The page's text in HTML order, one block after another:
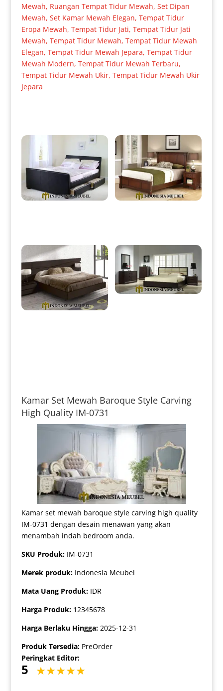
Mewah, Ruangan Tempat Tidur Mewah, Set Dipan
Mewah, Set Kamar Mewah Elegan, Tempat Tidur
Eropa Mewah, Tempat Tidur Jati, Tempat Tidur Jati
Mewah, Tempat Tidur Mewah, Tempat Tidur Mewah
Elegan, Tempat Tidur Mewah Jepara, Tempat Tidur
Mewah Modern, Tempat Tidur Mewah Terbaru,
Tempat Tidur Mewah Ukir, Tempat Tidur Mewah Ukir
Jepara
Kamar Set Mewah Baroque Style Carving
High Quality IM-0731
Kamar set mewah baroque style carving high quality
IM-0731 dengan desain menawan yang akan
menambah indah bedroom anda.
SKU Produk: IM-0731
Merek produk: Indonesia Meubel
Mata Uang Produk: IDR
Harga Produk: 12345678
Harga Berlaku Hingga: 2025-12-31
Produk Tersedia: PreOrder
Peringkat Editor:
5